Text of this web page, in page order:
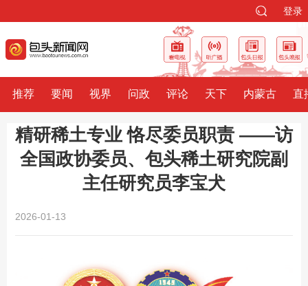
登录
推荐 要闻 视界 问政 评论 天下 内蒙古 直
精研稀土专业 恪尽委员职责 ——访
全国政协委员、包头稀土研究院副
主任研究员李宝犬
2026-01-13